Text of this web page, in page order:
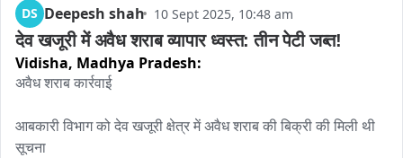
DS Deepesh shah 10 Sept 2025, 10:48 am
देव खजूरी में अवैध शराब व्यापार ध्वस्त: तीन पेटी जब्त!
Vidisha, Madhya Pradesh:
अवैध शराब कार्रवाई
आबकारी विभाग को देव खजूरी क्षेत्र में अवैध शराब की बिक्री की मिली थी
सूचना